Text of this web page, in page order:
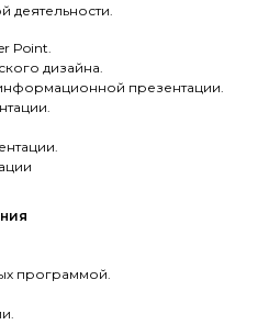
деятельности.
Point.
дизайна.
презентации.
программой.